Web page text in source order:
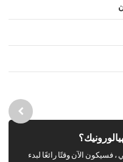
فسيكون الآن وقتًا رائعًا لبدء